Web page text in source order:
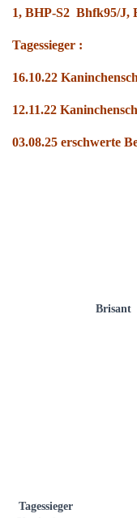
1, BHP-S2 Bhfk95/J,
Tagessieger :
16.10.22
12.11.22
03.08.25 erschwerte
Brisant
Tagessieger